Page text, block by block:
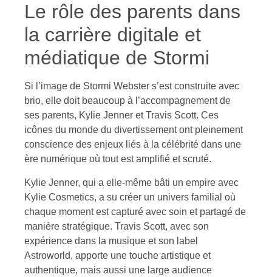
Le rôle des parents dans
la carrière digitale et
médiatique de Stormi
Si l’image de Stormi Webster s’est construite avec
brio, elle doit beaucoup à l’accompagnement de
ses parents, Kylie Jenner et Travis Scott. Ces
icônes du monde du divertissement ont pleinement
conscience des enjeux liés à la célébrité dans une
ère numérique où tout est amplifié et scruté.
Kylie Jenner, qui a elle-même bâti un empire avec
Kylie Cosmetics, a su créer un univers familial où
chaque moment est capturé avec soin et partagé de
manière stratégique. Travis Scott, avec son
expérience dans la musique et son label
Astroworld, apporte une touche artistique et
authentique, mais aussi une large audience